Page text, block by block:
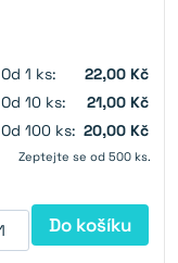
Od 1 ks:
22,00 Kč
Od 10 ks:
21,00 Kč
Od 100 ks: 20,00 Kč
Zeptejte se od 500 ks.
Do košíku